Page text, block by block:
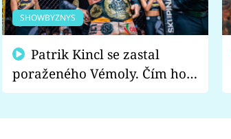
SHOWBYZNYS
poraženého Vémoly. Čím ho
fanoušci naštvali?